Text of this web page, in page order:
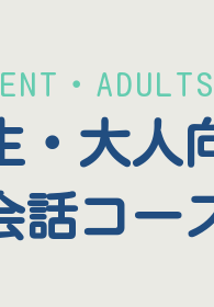
・大人
話コー
・ADULTS